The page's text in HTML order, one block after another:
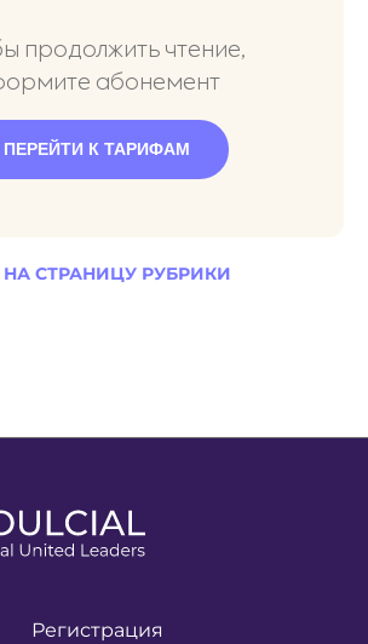
продолжить чтение,
абонемент
ПЕРЕЙТИ К ТАРИФАМ
НА СТРАНИЦУ РУБРИКИ
Регистрация